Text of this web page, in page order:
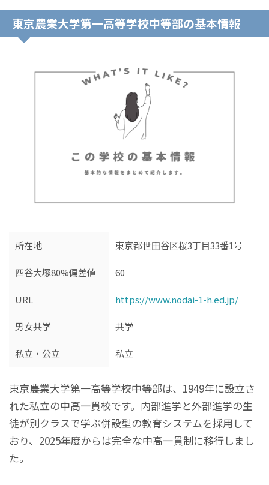
東京農業大学第一高等学校中等部の基本情報
所在地 東京都世田谷区桜3丁目33番1号
四谷大塚80%偏差値 60
URL https://www.nodai-1-h.ed.jp/
男女共学 共学
私立・公立 私立
東京農業大学第一高等学校中等部は、1949年に設立さ
れた私立の中高一貫校です。内部進学と外部進学の生
徒が別クラスで学ぶ併設型の教育システムを採用して
おり、2025年度からは完全な中高一貫制に移行しまし
た。